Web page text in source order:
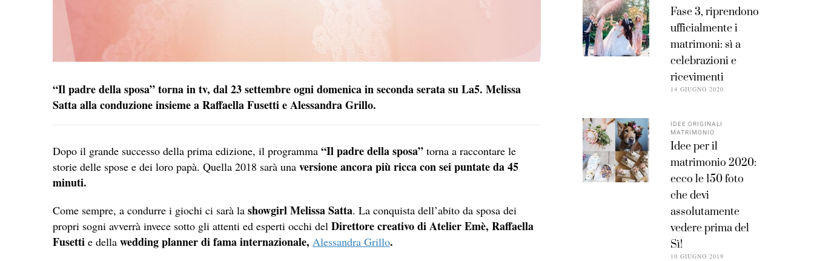
“Il padre della sposa” torna in tv, dal 23 settembre ogni domenica in seconda serata su La5. Melissa
Satta alla conduzione insieme a Raffaella Fusetti e Alessandra Grillo.
Dopo il grande successo della prima edizione, il programma “Il padre della sposa” torna a raccontare le
storie delle spose e dei loro papà. Quella 2018 sarà una versione ancora più ricca con sei puntate da 45
minuti.
Come sempre, a condurre i giochi ci sarà la showgirl Melissa Satta. La conquista dell’abito da sposa dei
propri sogni avverrà invece sotto gli attenti ed esperti occhi del Direttore creativo di Atelier Emè, Raffaella
Fusetti e della wedding planner di fama internazionale, Alessandra Grillo.
Fase 3, riprendono
ufficialmente i
matrimoni: sì a
celebrazioni e
ricevimenti
14 GIUGNO 2020
IDEE ORIGINALI
MATRIMONIO
Idee per il
matrimonio 2020:
ecco le 150 foto
che devi
assolutamente
vedere prima del
Sì!
10 GIUGNO 2019